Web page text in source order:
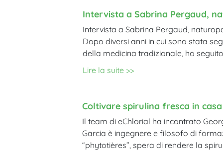
Intervista a Sabrina Pergaud,
Intervista a Sabrina Pergaud,
Dopo diversi anni in cui sono stata
della medicina tradizionale, ho
Lire la suite >>
Coltivare spirulina fresca in
Il team di eChlorial ha incontrato
Garcia è ingegnere e filosofo di
“phytotières”, spera di rendere la